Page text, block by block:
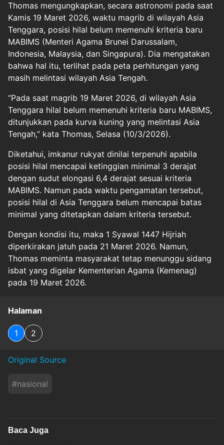
Thomas mengungkapkan, secara astronomi pada saat
Kamis 19 Maret 2026, waktu magrib di wilayah Asia
Tenggara, posisi hilal belum memenuhi kriteria baru
MABIMS (Menteri Agama Brunei Darussalam,
Indonesia, Malaysia, dan Singapura). Dia mengatakan
bahwa hal itu, terlihat pada peta perhitungan yang
masih melintasi wilayah Asia Tengah.
“Pada saat magrib 19 Maret 2026, di wilayah Asia
Tenggara hilal belum memenuhi kriteria baru MABIMS,
ditunjukkan pada kurva kuning yang melintasi Asia
Tengah,” kata Thomas, Selasa (10/3/2026).
Diketahui, imkanur rukyat dinilai terpenuhi apabila
posisi hilal mencapai ketinggian minimal 3 derajat
dengan sudut elongasi 6,4 derajat sesuai kriteria
MABIMS. Namun pada waktu pengamatan tersebut,
posisi hilal di Asia Tenggara belum mencapai batas
minimal yang ditetapkan dalam kriteria tersebut.
Dengan kondisi itu, maka 1 Syawal 1447 Hijriah
diperkirakan jatuh pada 21 Maret 2026. Namun,
Thomas meminta masyarakat tetap menunggu sidang
isbat yang digelar Kementerian Agama (Kemenag)
pada 19 Maret 2026.
Halaman
1 2
Original Source
#nasional
Baca Juga